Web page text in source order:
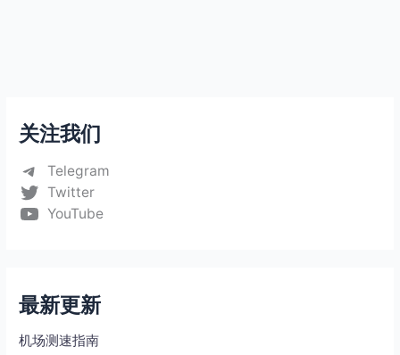
关注我们
Telegram
Twitter
YouTube
最新更新
机场测速指南